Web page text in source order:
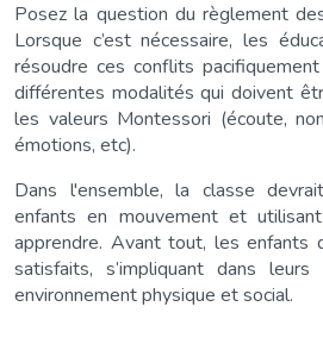
Posez la question du règlement
Lorsque c’est nécessaire, les
résoudre ces conflits
différentes modalités qui doivent
les valeurs Montessori (écoute,
émotions, etc).
Dans l'ensemble, la classe
enfants en mouvement et
apprendre. Avant tout, les enfants
satisfaits, s’impliquant dans
environnement physique et social.